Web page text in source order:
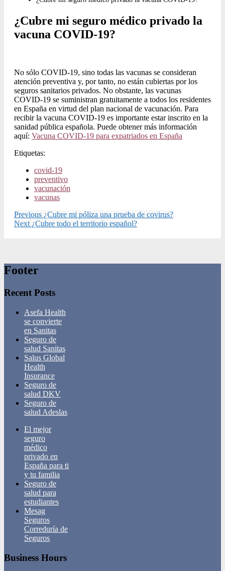
¿Cubre mi seguro médico privado la
vacuna COVID-19?
No sólo COVID-19, sino todas las vacunas se consideran
atención preventiva y, por tanto, no están cubiertas por los
seguros sanitarios privados. No obstante, las vacunas
COVID-19 se suministran gratuitamente a todos los residentes
en España en virtud del plan nacional de vacunación. Para
recibir la vacuna COVID-19 es importante estar inscrito en la
sanidad pública española. Puede obtener más información
aquí: Vacuna COVID-19 para expatriados en España
Etiquetas:
covid-19
preventivo
vacunación
vacunas
Previous ¿Cubre mi póliza una prueba de covirus?
Next¿Cubre todo el territorio español?
Footer
Recent Posts
Asefa Health
se convierte
en Sanitas
Seguro de
salud Sanitas
Salus Global
Health
Insurance
Seguro de
salud DKV
Seguro de
salud Adeslas
El mejor
seguro
médico
privado en
España para ti
y tu familia
Seguro de
salud para
estudiantes
Mesag
Seguros
Correduría de
Seguros
Business Hours